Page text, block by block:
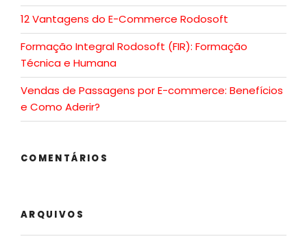
12 Vantagens do E-Commerce Rodosoft
Formação Integral Rodosoft (FIR): Formação
Técnica e Humana
Vendas de Passagens por E-commerce: Benefícios
e Como Aderir?
COMENTÁRIOS
ARQUIVOS